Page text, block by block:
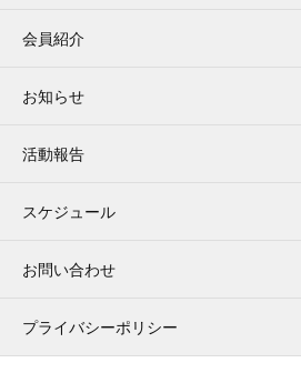
会員紹介
お知らせ
活動報告
スケジュール
お問い合わせ
プライバシーポリシー